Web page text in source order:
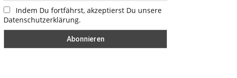
Indem Du fortfährst, akzeptierst Du unsere
Datenschutzerklärung.